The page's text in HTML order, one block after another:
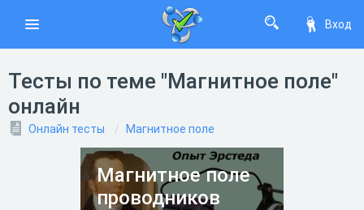
Вход
Тесты по теме "Магнитное поле"
онлайн
Онлайн тесты Магнитное поле
Магнитное поле
проводников